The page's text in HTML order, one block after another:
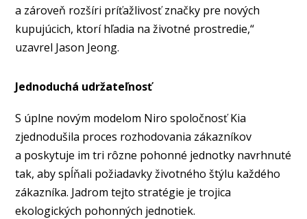
a zároveň rozšíri príťažlivosť značky pre nových
kupujúcich, ktorí hľadia na životné prostredie,“
uzavrel Jason Jeong.
Jednoduchá udržateľnosť
S úplne novým modelom Niro spoločnosť Kia
zjednodušila proces rozhodovania zákazníkov
a poskytuje im tri rôzne pohonné jednotky navrhnuté
tak, aby spĺňali požiadavky životného štýlu každého
zákazníka. Jadrom tejto stratégie je trojica
ekologických pohonných jednotiek.